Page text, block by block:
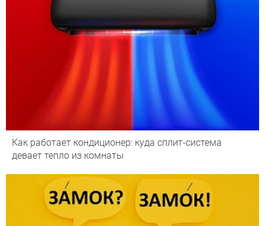
Как работает кондиционер: куда сплит-система
девает тепло из комнаты